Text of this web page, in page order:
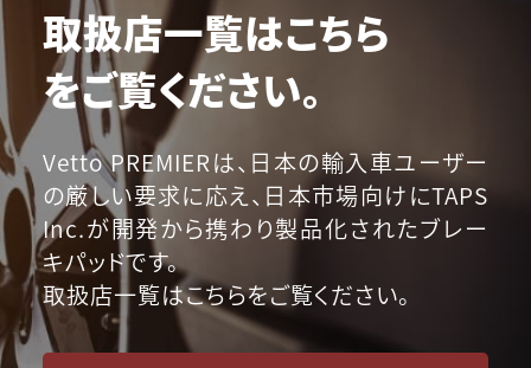
取扱店一覧はこちら
をご覧ください。
Vetto PREMIERは、日本の輸入車ユーザー
の厳しい要求に応え、日本市場向けにTAPS
Inc.が開発から携わり製品化されたブレー
キパッドです。
取扱店一覧はこちらをご覧ください。